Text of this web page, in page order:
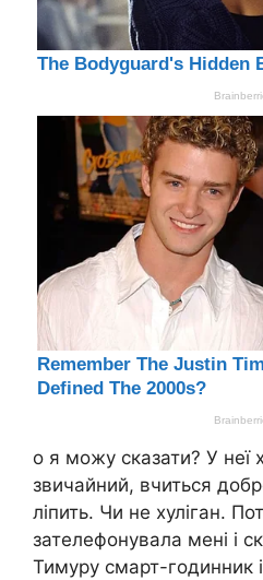
о я можу сказати? У неї
звичайний, вчиться
ліпить. Чи не хуліган.
зателефонувала мені і
Тимуру смарт-годинник